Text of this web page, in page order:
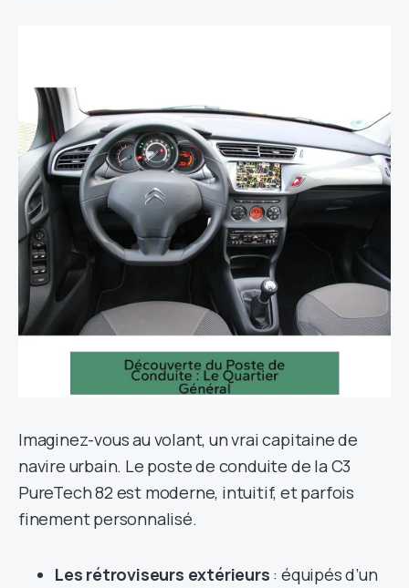
Imaginez-vous au volant, un vrai capitaine de
navire urbain. Le poste de conduite de la C3
PureTech 82 est moderne, intuitif, et parfois
finement personnalisé.
Les rétroviseurs extérieurs : équipés d’un